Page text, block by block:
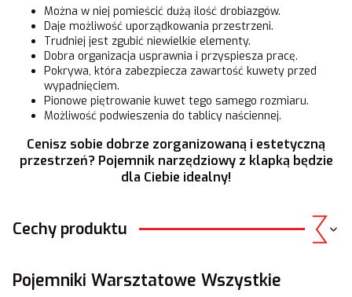
Można w niej pomieścić dużą ilość drobiazgów.
Daje możliwość uporządkowania przestrzeni.
Trudniej jest zgubić niewielkie elementy.
Dobra organizacja usprawnia i przyspiesza pracę.
Pokrywa, która zabezpiecza zawartość kuwety przed
wypadnięciem.
Pionowe piętrowanie kuwet tego samego rozmiaru.
Możliwość podwieszenia do tablicy naściennej.
Cenisz sobie dobrze zorganizowaną i estetyczną
przestrzeń? Pojemnik narzędziowy z klapką będzie
dla Ciebie idealny!
Cechy produktu
Pojemniki Warsztatowe Wszystkie